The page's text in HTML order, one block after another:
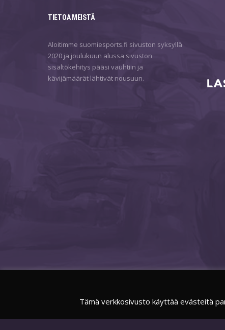
TIETOA MEISTÄ
Aloitimme suomiesports.fi sivuston syksyllä
2020 ja joulukuun alussa sivuston
sisältökehitys pääsi vauhtiin ja
kävijämäärät lähtivät nousuun.
FACEBOOK
Tämä verkkosivusto käyttää evästeitä